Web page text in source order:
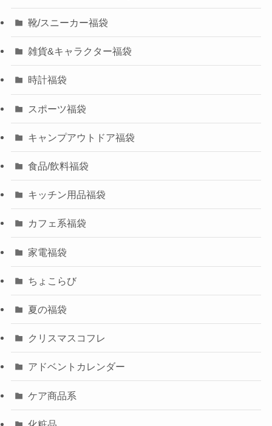
靴/スニーカー福袋
雑貨&キャラクター福袋
時計福袋
スポーツ福袋
キャンプアウトドア福袋
食品/飲料福袋
キッチン用品福袋
カフェ系福袋
家電福袋
ちょこらび
夏の福袋
クリスマスコフレ
アドベントカレンダー
ケア商品系